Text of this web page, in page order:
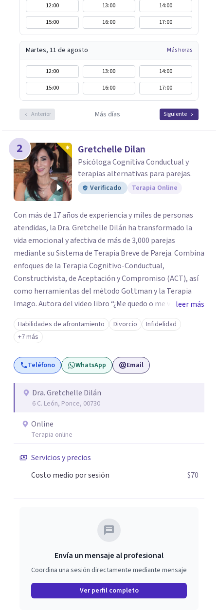
12:00 13:00
14:00
15:00
16:00 17:00
Martes, 11 de agosto Más horas
12:00 13:00
14:00
15:00
16:00 17:00
Anterior Más días Siguiente
2 Gretchelle Dilan
Psicóloga Cognitiva Conductual y
terapias alternativas para parejas.
Verificado Terapia Online
Con más de 17 años de experiencia y miles de personas
atendidas, la Dra. Gretchelle Dilán ha transformado la
vida emocional y afectiva de más de 3,000 parejas
mediante su Sistema de Terapia Breve de Pareja. Combina
enfoques de la Terapia Cognitivo-Conductual,
Constructivista, de Aceptación y Compromiso (ACT), así
como herramientas del método Gottman y la Terapia
Imago. Autora del video libro “¿Me quedo o me voy de la
relación?”, ayuda a las personas a tomar decisiones
conscientes sobre su vida afectiva. En terapia, su
compromiso es ofrecer diagnósticos precisos,
tratamientos puntuales y planes de acción
personalizados basados en evidencia científica. Desde
buscan sanar, comunicarse mejor y reconectarse
emocionalmente.
leer más
Habilidades de afrontamiento Divorcio
Infidelidad
+7 más
Teléfono WhatsApp Email
Dra. Gretchelle Dilán
6 C. León, Ponce, 00730
Online
Terapia online
Servicios y precios
Costo medio por sesión
$70
Envía un mensaje al profesional
Coordina una sesión directamente mediante mensaje
Ver perfil completo